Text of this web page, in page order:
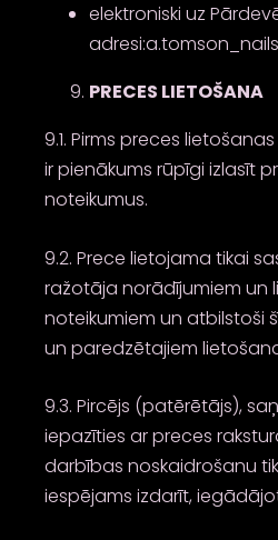
elektroniski uz
PRECES LIETOŠANA
9.1. Pirms preces
ir pienākums rūpīgi izlasīt
noteikumus.
9.2. Prece lietojama tikai
ražotāja norādījumiem un
noteikumiem un atbilstoši
un paredzētajiem
9.3. Pircējs (patērētājs),
iepazīties ar preces
darbības noskaidrošanu
iespējams izdarīt,